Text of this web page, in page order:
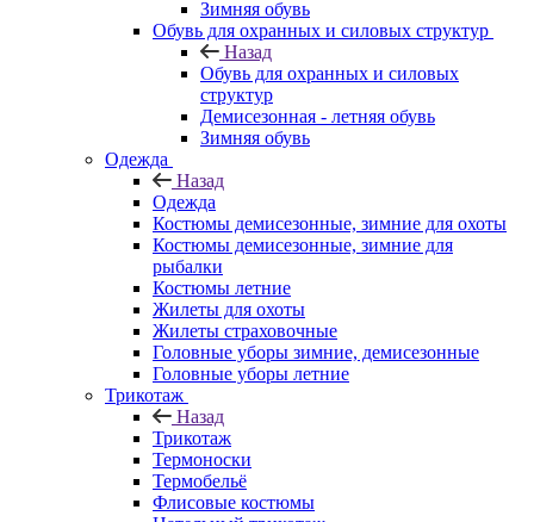
Зимняя обувь
Обувь для охранных и силовых структур
Назад
Обувь для охранных и силовых
структур
Демисезонная - летняя обувь
Зимняя обувь
Одежда
Назад
Одежда
Костюмы демисезонные, зимние для охоты
Костюмы демисезонные, зимние для
рыбалки
Костюмы летние
Жилеты для охоты
Жилеты страховочные
Головные уборы зимние, демисезонные
Головные уборы летние
Трикотаж
Назад
Трикотаж
Термоноски
Термобельё
Флисовые костюмы